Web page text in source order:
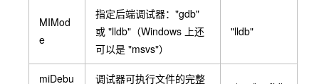
MIMod
e
指定后端调试器： "gdb"
或 "lldb" （Windows 上还
可以是 "msvs"）
"lldb"
miDebu
调试器可执行文件的完整